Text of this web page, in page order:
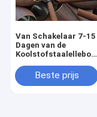
Van Schakelaar 7-15
Dagen van de
Koolstofstaalelleboog
Muurdikte Levering
Beste prijs